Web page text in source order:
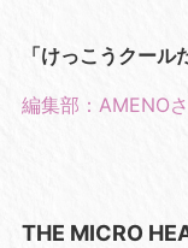
「けっこうクール
編集部：AMENO
THE MICRO